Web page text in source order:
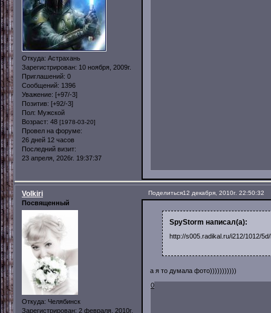
Откуда: Астрахань
Зарегистрирован: 10 ноября, 2009г.
Приглашений: 0
Сообщений: 1396
Уважение: [+97/-3]
Позитив: [+92/-3]
Пол: Мужской
Возраст: 48 [1978-03-20]
Провел на форуме:
26 дней 12 часов
Последний визит:
23 апреля, 2026г. 19:37:37
Поделиться12 декабря, 2010г. 22:50:32
Volkiri
Посвященный
Откуда: Челябинск
Зарегистрирован: 2 февраля, 2010г.
SpyStorm написал(а):
http://s005.radikal.ru/i212/1012/
а я то думала фото)))))))))))
0